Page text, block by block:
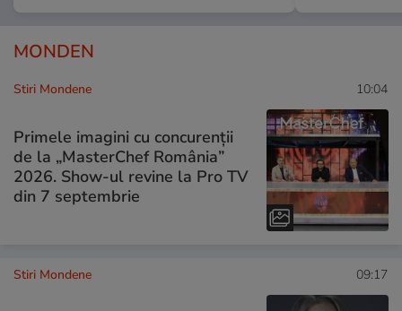
MONDEN
Stiri Mondene 10:04
Primele imagini cu concurenții
de la „MasterChef România”
2026. Show-ul revine la Pro TV
din 7 septembrie
Stiri Mondene 09:17